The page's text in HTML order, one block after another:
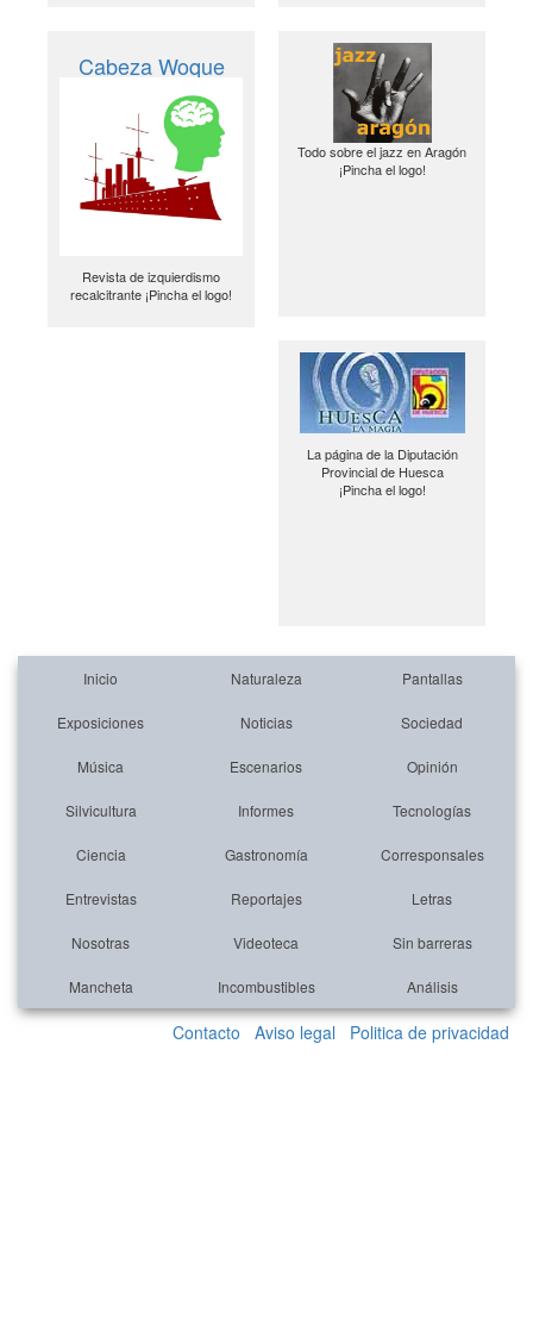
Cabeza Woque
Revista de izquierdismo
recalcitrante ¡Pincha el logo!
Todo sobre el jazz en Aragón
¡Pincha el logo!
La página de la Diputación
Provincial de Huesca
¡Pincha el logo!
Inicio Naturaleza Pantallas
Exposiciones Noticias Sociedad
Música Escenarios Opinión
Silvicultura Informes Tecnologías
Ciencia Gastronomía Corresponsales
Entrevistas Reportajes Letras
Nosotras Videoteca Sin barreras
Mancheta Incombustibles Análisis
Contacto Aviso legal Politica de privacidad